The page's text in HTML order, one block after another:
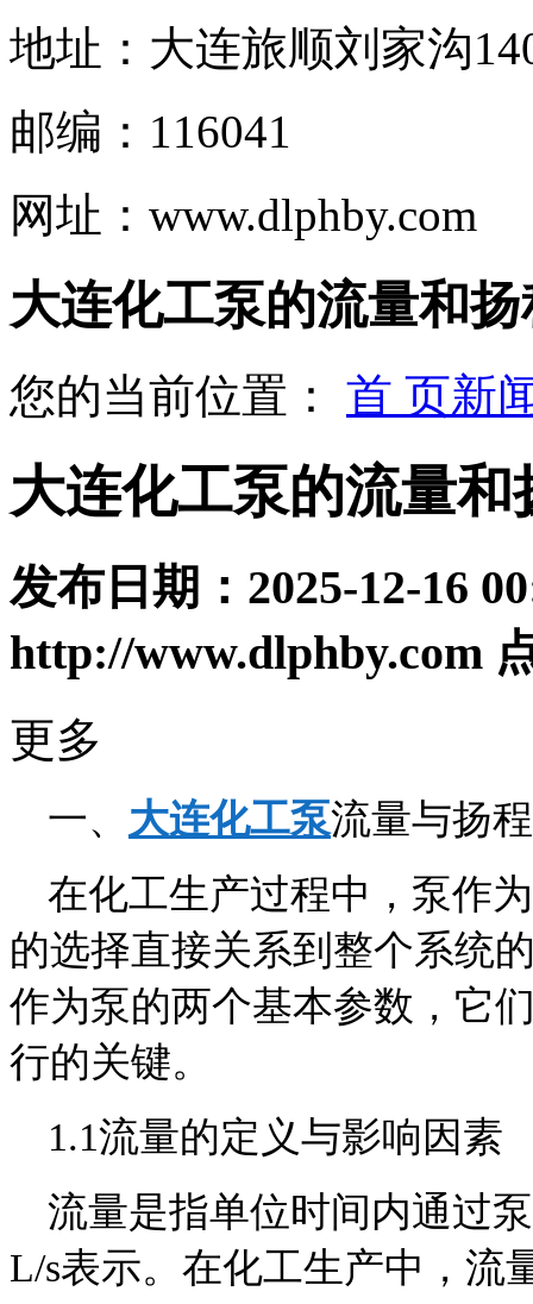
地址：大连旅顺刘家沟
邮编：116041
网址：www.dlphby.com
大连化工泵的流量和
您的当前位置： 首 页新
大连化工泵的流量
发布日期： 2025-12-16
http://www.dlphby.com
更多
一、 大连化工泵流量与扬
在化工生产过程中，泵作
的选择直接关系到整个系统
作为泵的两个基本参数，它
行的关键。
1.1流量的定义与影响因素
流量是指单位时间内通过
L/s表示。在化工生产中，流